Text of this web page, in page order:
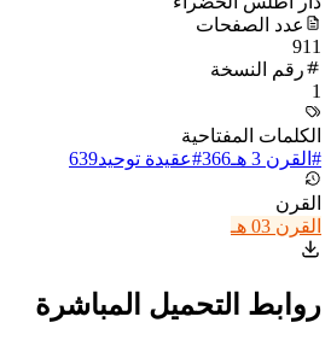
عدد الصفحات
911
رقم النسخة
1
الكلمات المفتاحية
# القرن 3 هـ 366
#عقيدة توحيد639
القرن
القرن 03 هـ
روابط التحميل المباشرة